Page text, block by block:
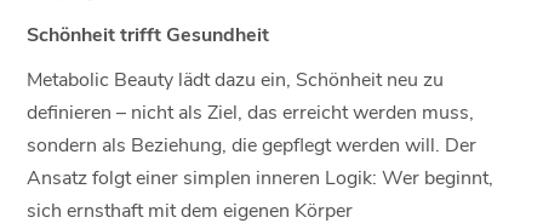
Schönheit trifft Gesundheit
Metabolic Beauty lädt dazu ein, Schönheit neu zu
definieren – nicht als Ziel, das erreicht werden muss,
sondern als Beziehung, die gepflegt werden will. Der
Ansatz folgt einer simplen inneren Logik: Wer beginnt,
sich ernsthaft mit dem eigenen Körper